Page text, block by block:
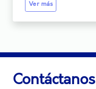
Ver más
Contáctanos